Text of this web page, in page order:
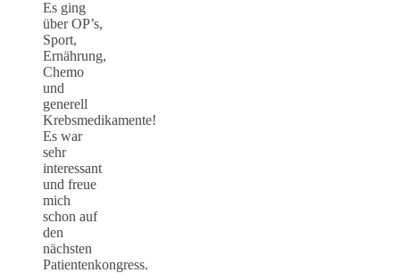
Es ging
über OP’s,
Sport,
Ernährung,
Chemo
und
generell
Krebsmedikamente!
Es war
sehr
interessant
und freue
mich
schon auf
den
nächsten
Patientenkongress.